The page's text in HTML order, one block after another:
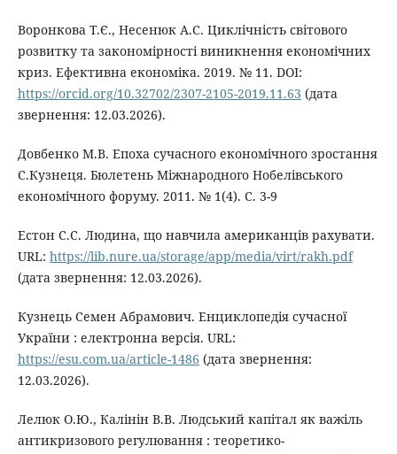
Воронкова Т.Є., Несенюк А.С. Циклічність світового
розвитку та закономірності виникнення економічних
криз. Ефективна економіка. 2019. № 11. DOI:
https://orcid.org/10.32702/2307-2105-2019.11.63 (дата
звернення: 12.03.2026).
Довбенко М.В. Епоха сучасного економічного зростання
С.Кузнеця. Бюлетень Міжнародного Нобелівського
економічного форуму. 2011. № 1(4). С. 3-9
Естон С.С. Людина, що навчила американців рахувати.
URL: https://lib.nure.ua/storage/app/media/virt/rakh.pdf
(дата звернення: 12.03.2026).
Кузнець Семен Абрамович. Енциклопедія сучасної
України : електронна версія. URL:
https://esu.com.ua/article-1486 (дата звернення:
12.03.2026).
Лелюк О.Ю., Калінін В.В. Людський капітал як важіль
антикризового регулювання : теоретико-